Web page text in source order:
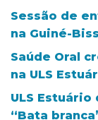
Sessão de
na Guiné-
Saúde Oral
na ULS
ULS
“Bata